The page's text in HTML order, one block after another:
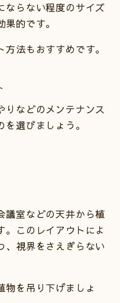
ならない程度のサイズ
的です。
法もおすすめです。
りなどのメンテナンス
選びましょう。
議室などの天井から植
。このレイアウトによ
、視界をさえぎらない
物を吊り下げましょ